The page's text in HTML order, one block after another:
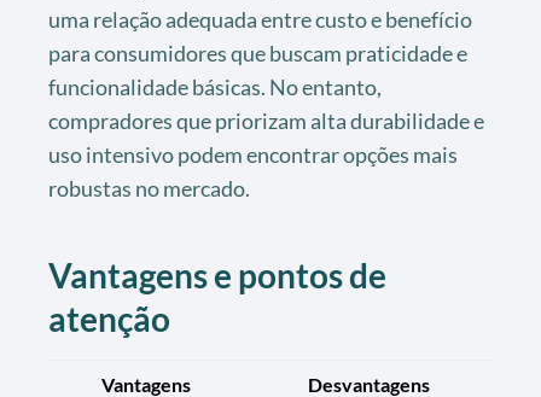
uma relação adequada entre custo e benefício
para consumidores que buscam praticidade e
funcionalidade básicas. No entanto,
compradores que priorizam alta durabilidade e
uso intensivo podem encontrar opções mais
robustas no mercado.
Vantagens e pontos de
atenção
Vantagens Desvantagens